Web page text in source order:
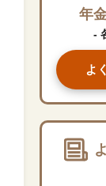
#ねんきんAtoZ
#年金のこんな
#年金講座
「年金」に関する
年
-
よ